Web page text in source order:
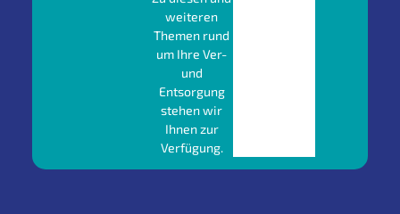
weiteren
Themen rund
um Ihre Ver-
und
Entsorgung
stehen wir
Ihnen zur
Verfügung.